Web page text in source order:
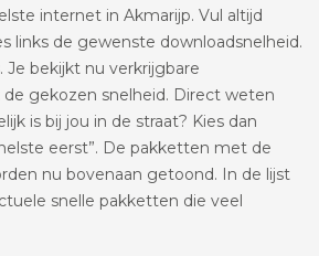
internet in Akmarijp. Vul altijd
links de gewenste downloadsnelheid.
Je bekijkt nu verkrijgbare
gekozen snelheid. Direct weten
is bij jou in de straat? Kies dan
eerst”. De pakketten met de
nu bovenaan getoond. In de lijst
snelle pakketten die veel